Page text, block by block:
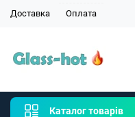
Доставка Оплата
Каталог товарів